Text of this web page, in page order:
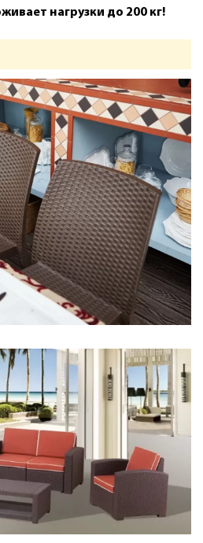
нагрузки до 200 кг!